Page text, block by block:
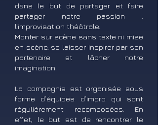
dans le but de partager et faire
partager notre passion :
l’improvisation théâtrale.
Monter sur scène sans texte ni mise
en scène, se laisser inspirer par son
partenaire et lâcher notre
imagination.
La compagnie est organisée sous
forme d’équipes d’impro qui sont
régulièrement recomposées. En
effet, le but est de rencontrer le